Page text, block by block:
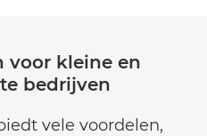
voor kleine en
bedrijven
vele voordelen,